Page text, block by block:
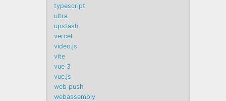
typescript
ultra
upstash
vercel
video.js
vite
vue 3
vue.js
web push
webassembly